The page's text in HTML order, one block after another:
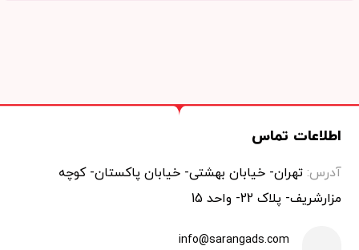
اطلاعات تماس
آدرس: تهران- خیابان بهشتی- خیابان پاکستان- کوچه
مزارشریف- پلاک 22- واحد 15
info@sarangads.com